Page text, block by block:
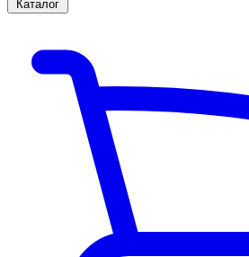
Каталог